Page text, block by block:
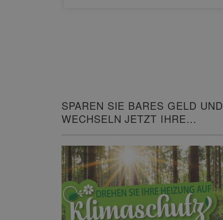
SPAREN SIE BARES GELD UND
WECHSELN JETZT IHRE